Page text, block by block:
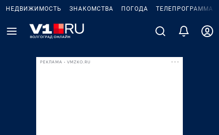
НЕДВИЖИМОСТЬ ЗНАКОМСТВА ПОГОДА ТЕЛЕПРОГРАММА
РЕКЛАМА • VMZKO.RU